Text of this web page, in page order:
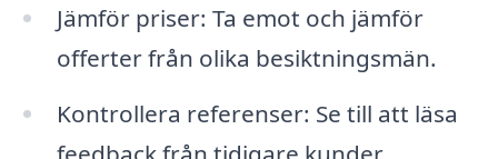
Jämför priser: Ta emot och jämför
offerter från olika besiktningsmän.
Kontrollera referenser: Se till att läsa